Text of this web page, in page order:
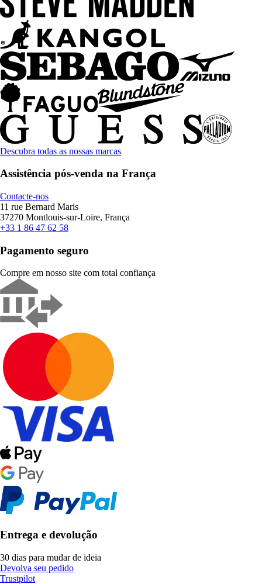
Descubra todas as nossas marcas
Assistência pós-venda na França
Contacte-nos
11 rue Bernard Maris
37270 Montlouis-sur-Loire, França
+33 1 86 47 62 58
Pagamento seguro
Compre em nosso site com total confiança
Entrega e devolução
30 dias para mudar de ideia
Devolva seu pedido
Trustpilot